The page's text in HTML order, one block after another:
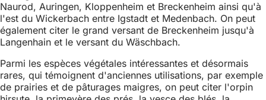
Naurod, Auringen, Kloppenheim et Breckenheim ainsi qu'à
l'est du Wickerbach entre Igstadt et Medenbach. On peut
également citer le grand versant de Breckenheim jusqu'à
Langenhain et le versant du Wäschbach.
Parmi les espèces végétales intéressantes et désormais
rares, qui témoignent d'anciennes utilisations, par exemple
de prairies et de pâturages maigres, on peut citer l'orpin